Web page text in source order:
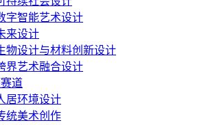
字智能艺术设计
来设计
物设计与材料创新设计
界艺术融合设计
道
居环境设计
统美术创作